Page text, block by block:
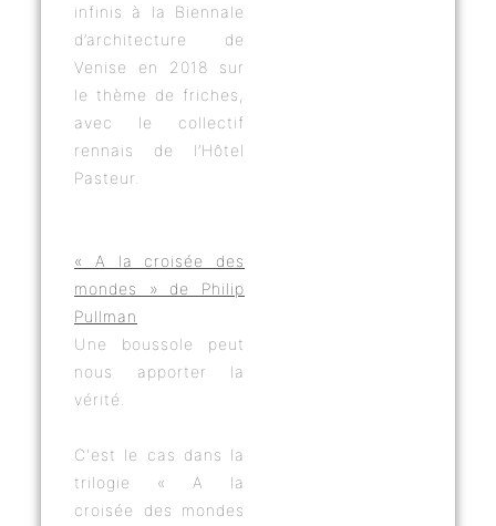
infinis à la Biennale
d’architecture de
Venise en 2018 sur
le thème de friches,
avec le collectif
rennais de l’Hôtel
Pasteur.
« A la croisée des
mondes » de Philip
Pullman
Une boussole peut
nous apporter la
vérité.
C'est le cas dans la
trilogie « A la
croisée des mondes